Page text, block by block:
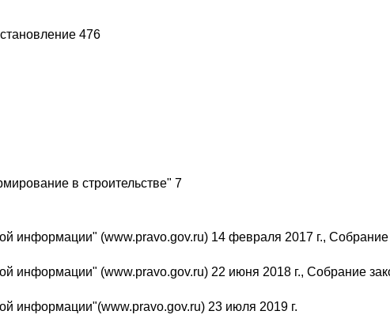
476
в строительстве" 7
информации" (www.pravo.gov.ru) 14 февраля 2017 г., Собрание
информации" (www.pravo.gov.ru) 22 июня 2018 г., Собрание
информации"(www.pravo.gov.ru) 23 июля 2019 г.